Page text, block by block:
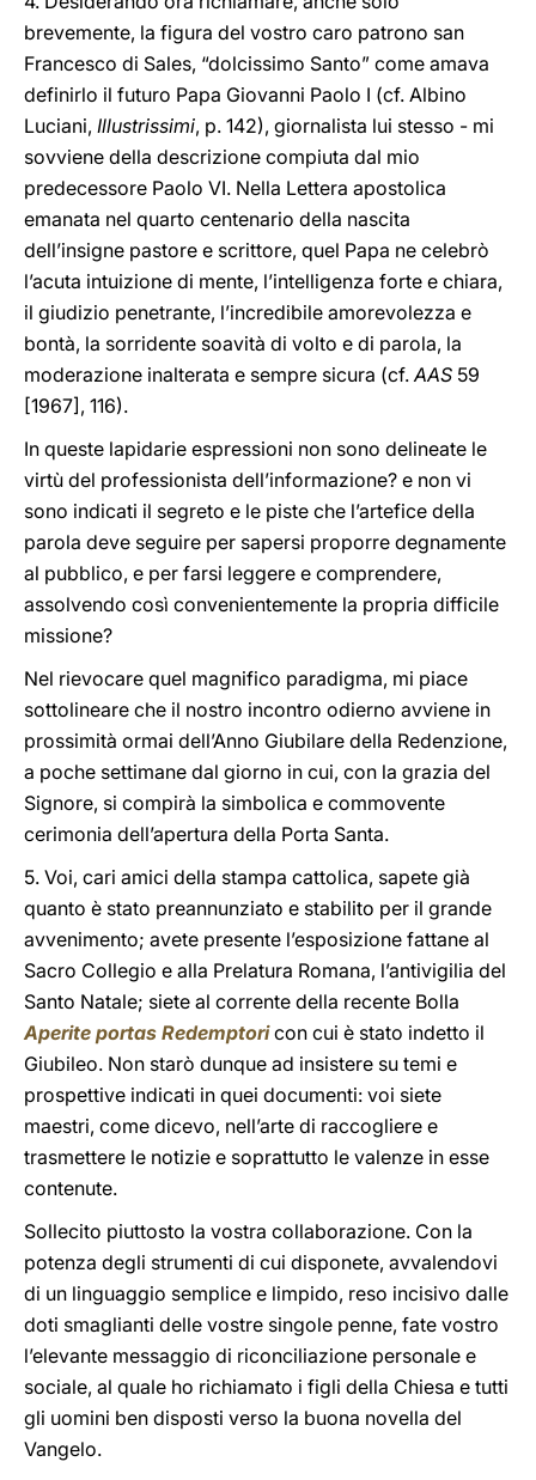
brevemente, la figura del vostro caro patrono san
Francesco di Sales, “dolcissimo Santo” come amava
definirlo il futuro Papa Giovanni Paolo I (cf. Albino
Luciani, Illustrissimi, p. 142), giornalista lui stesso - mi
sovviene della descrizione compiuta dal mio
predecessore Paolo VI. Nella Lettera apostolica
emanata nel quarto centenario della nascita
dell’insigne pastore e scrittore, quel Papa ne celebrò
l’acuta intuizione di mente, l’intelligenza forte e chiara,
il giudizio penetrante, l’incredibile amorevolezza e
bontà, la sorridente soavità di volto e di parola, la
moderazione inalterata e sempre sicura (cf.AAS 59
[1967], 116).
In queste lapidarie espressioni non sono delineate le
virtù del professionista dell’informazione? e non vi
sono indicati il segreto e le piste che l’artefice della
parola deve seguire per sapersi proporre degnamente
al pubblico, e per farsi leggere e comprendere,
assolvendo così convenientemente la propria difficile
missione?
Nel rievocare quel magnifico paradigma, mi piace
sottolineare che il nostro incontro odierno avviene in
prossimità ormai dell’Anno Giubilare della Redenzione,
a poche settimane dal giorno in cui, con la grazia del
Signore, si compirà la simbolica e commovente
cerimonia dell’apertura della Porta Santa.
5. Voi, cari amici della stampa cattolica, sapete già
quanto è stato preannunziato e stabilito per il grande
avvenimento; avete presente l’esposizione fattane al
Sacro Collegio e alla Prelatura Romana, l’antivigilia del
Santo Natale; siete al corrente della recente Bolla
Aperite portas Redemptoricon cui è stato indetto il
Giubileo. Non starò dunque ad insistere su temi e
prospettive indicati in quei documenti: voi siete
maestri, come dicevo, nell’arte di raccogliere e
trasmettere le notizie e soprattutto le valenze in esse
contenute.
Sollecito piuttosto la vostra collaborazione. Con la
potenza degli strumenti di cui disponete, avvalendovi
di un linguaggio semplice e limpido, reso incisivo dalle
doti smaglianti delle vostre singole penne, fate vostro
l’elevante messaggio di riconciliazione personale e
sociale, al quale ho richiamato i figli della Chiesa e tutti
gli uomini ben disposti verso la buona novella del
Vangelo.